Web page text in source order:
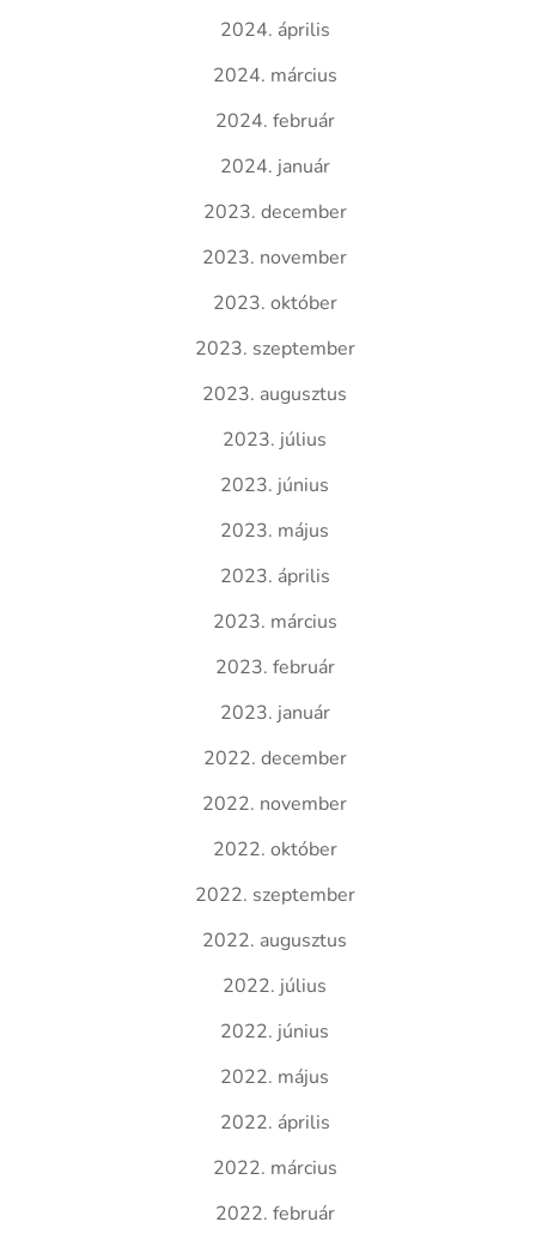
2024. április
2024. március
2024. február
2024. január
2023. december
2023. november
2023. október
2023. szeptember
2023. augusztus
2023. július
2023. június
2023. május
2023. április
2023. március
2023. február
2023. január
2022. december
2022. november
2022. október
2022. szeptember
2022. augusztus
2022. július
2022. június
2022. május
2022. április
2022. március
2022. február